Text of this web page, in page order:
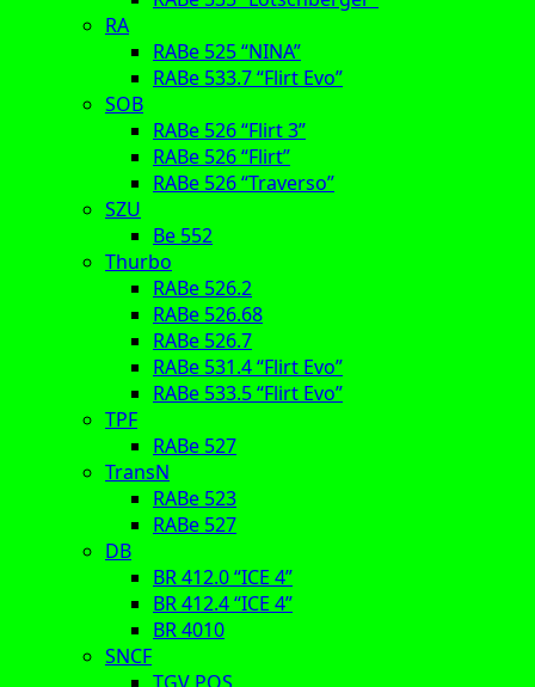
RA
RABe 525 “NINA”
RABe 533.7 “Flirt Evo”
SOB
RABe 526 “Flirt 3”
RABe 526 “Flirt”
RABe 526 “Traverso”
SZU
Be 552
Thurbo
RABe 526.2
RABe 526.68
RABe 526.7
RABe 531.4 “Flirt Evo”
RABe 533.5 “Flirt Evo”
TPF
RABe 527
TransN
RABe 523
RABe 527
DB
BR 412.0 “ICE 4”
BR 412.4 “ICE 4”
BR 4010
SNCF